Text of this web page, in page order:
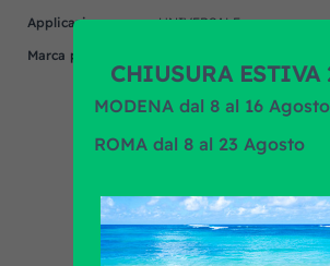
Applicazione
UNIVERSALE
Marca prodotto
Scopri tutti i
CHIUSURA ESTIVA
MODENA dal 8 al 16 Agosto
ROMA dal 8 al 23 Agosto